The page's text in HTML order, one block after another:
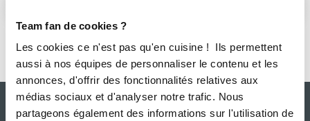
Team fan de cookies ?
Les cookies ce n'est pas qu'en cuisine ! Ils permettent
aussi à nos équipes de personnaliser le contenu et les
annonces, d'offrir des fonctionnalités relatives aux
médias sociaux et d'analyser notre trafic. Nous
partageons également des informations sur l'utilisation de